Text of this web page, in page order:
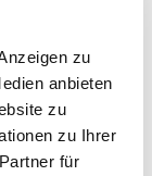
zu
anbieten
zu
zu Ihrer
für